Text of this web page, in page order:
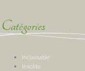
Catégories
Inclassable
Insolite